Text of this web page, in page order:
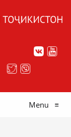
Menu ≡